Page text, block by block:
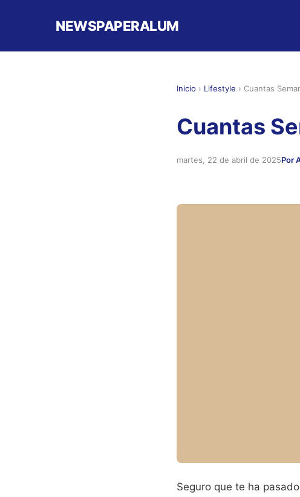
NEWSPAPERALUM
Inicio › Lifestyle › Cuantas
Cuantas
martes, 22 de abril de 2025Por
Seguro que te ha